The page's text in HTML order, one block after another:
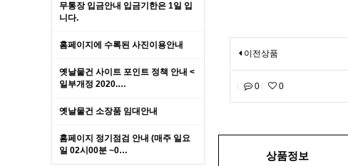
무통장 입금안내 입금기한은 1일 입
니다.
홈페이지에 수록된 사진이용안내
옛날물건 사이트 포인트 정책 안내 <
일부개정 2020.…
옛날물건 소장품 임대안내
홈페이지 정기점검 안내 (매주 일요
일 02시00분 ~0…
이전상품
0 0
상품정보